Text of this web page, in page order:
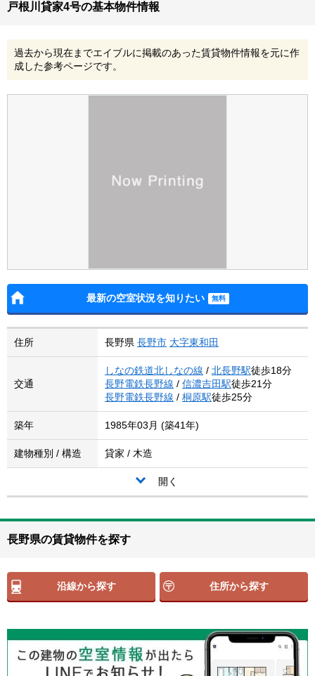
戸根川貸家4号の基本物件情報
過去から現在までエイブルに掲載のあった賃貸物件情報を元に作
成した参考ページです。
最新の空室状況を知りたい
住所 長野県 長野市 大字東和田
交通
しなの鉄道北しなの線 / 北長野駅徒歩18分
長野電鉄長野線 / 信濃吉田駅徒歩21分
長野電鉄長野線 / 桐原駅徒歩25分
築年 1985年03月 (築41年)
建物種別 / 構造 貸家 / 木造
開く
長野県の賃貸物件を探す
沿線から探す 住所から探す